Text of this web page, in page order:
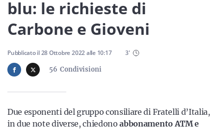
Servizi
Resta sempre aggiornato con le ultime news, iscriviti alla
nostra newsletter
blu: le richieste di
Carbone e Gioveni
56 Condivisioni
Pubblicato il28 Ottobre 2022alle 10:17 3'
Due esponenti del gruppo consiliare di Fratelli d’Italia,
in due note diverse, chiedono abbonamento ATM e